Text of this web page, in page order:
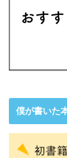
僕が書いた